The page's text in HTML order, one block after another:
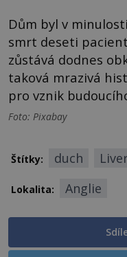
Dům byl v
smrt deseti
zůstává dodnes
taková mrazivá
pro vznik
Foto: Pixabay
Štítky: duch
Lokalita: Anglie